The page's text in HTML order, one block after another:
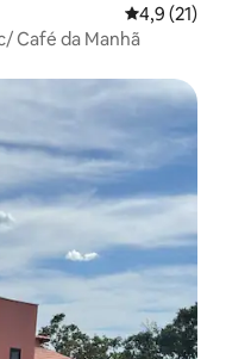
4,9 de uma
4,9 (21)
Café da Manhã